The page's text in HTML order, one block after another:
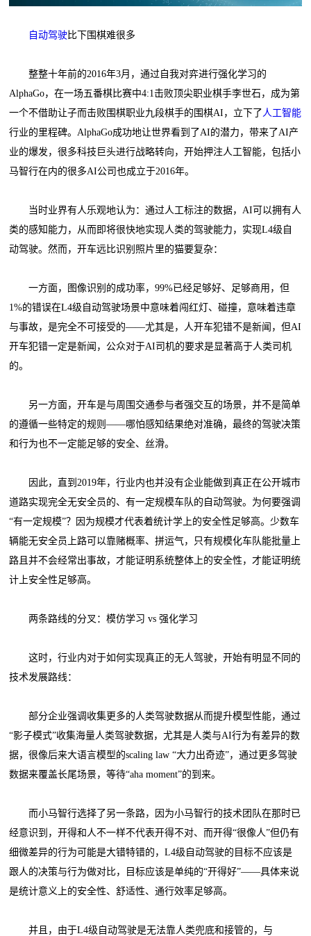
自动驾驶 比下围棋难很多
整整十年前的2016年3月，通过自我对弈进行强化学习的
AlphaGo，在一场五番棋比赛中4:1击败顶尖职业棋手李世石，成为第
一个不借助让子而击败围棋职业九段棋手的围棋AI，立下了 人工智能
行业的里程碑。AlphaGo成功地让世界看到了AI的潜力，带来了AI产
业的爆发，很多科技巨头进行战略转向，开始押注人工智能，包括小
马智行在内的很多AI公司也成立于2016年。
当时业界有人乐观地认为：通过人工标注的数据，AI可以拥有人
类的感知能力，从而即将很快地实现人类的驾驶能力，实现L4级自
动驾驶。然而，开车远比识别照片里的猫要复杂：
一方面，图像识别的成功率，99%已经足够好、足够商用，但
1%的错误在L4级自动驾驶场景中意味着闯红灯、碰撞，意味着违章
与事故，是完全不可接受的——尤其是，人开车犯错不是新闻，但AI
开车犯错一定是新闻，公众对于AI司机的要求是显著高于人类司机
的。
另一方面，开车是与周围交通参与者强交互的场景，并不是简单
的遵循一些特定的规则——哪怕感知结果绝对准确，最终的驾驶决策
和行为也不一定能足够的安全、丝滑。
因此，直到2019年，行业内也并没有企业能做到真正在公开城市
道路实现完全无安全员的、有一定规模车队的自动驾驶。为何要强调
“有一定规模”？因为规模才代表着统计学上的安全性足够高。少数车
辆能无安全员上路可以靠赌概率、拼运气，只有规模化车队能批量上
路且并不会经常出事故，才能证明系统整体上的安全性，才能证明统
计上安全性足够高。
两条路线的分叉：模仿学习 vs 强化学习
这时，行业内对于如何实现真正的无人驾驶，开始有明显不同的
技术发展路线：
部分企业强调收集更多的人类驾驶数据从而提升模型性能，通过
“影子模式”收集海量人类驾驶数据，尤其是人类与AI行为有差异的数
据，很像后来大语言模型的scaling law “大力出奇迹”，通过更多驾驶
数据来覆盖长尾场景，等待“aha moment”的到来。
而小马智行选择了另一条路，因为小马智行的技术团队在那时已
经意识到，开得和人不一样不代表开得不对、而开得“很像人”但仍有
细微差异的行为可能是大错特错的，L4级自动驾驶的目标不应该是
跟人的决策与行为做对比，目标应该是单纯的“开得好”——具体来说
是统计意义上的安全性、舒适性、通行效率足够高。
并且，由于L4级自动驾驶是无法靠人类兜底和接管的，与